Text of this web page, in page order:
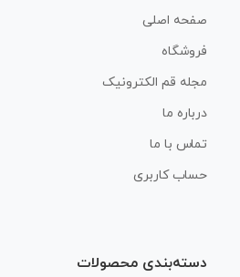
صفحه اصلی
فروشگاه
مجله قم الکترونیک
درباره ما
تماس با ما
حساب کاربری
دسته‌بندی محصولات